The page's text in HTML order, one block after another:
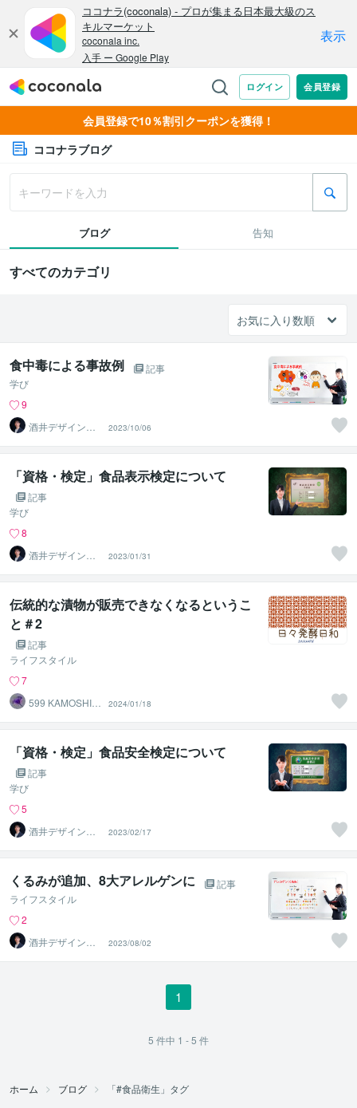
会員登録で10％割引クーポンを獲得！
ココナラブログ
ブログ 告知
すべてのカテゴリ
食中毒による事故例
記事
学び
9
酒井デザインス
タジオ
2023/10/06
「資格・検定」食品表示検定について
記事
学び
8
酒井デザインス
タジオ
2023/01/31
伝統的な漬物が販売できなくなるというこ
と＃2
記事
ライフスタイル
7
599 KAMOSHIK
2024/01/18
「資格・検定」食品安全検定について
記事
学び
5
酒井デザインス
タジオ
2023/02/17
くるみが追加、8大アレルゲンに
記事
ライフスタイル
2
酒井デザインス
タジオ
2023/08/02
1
5 件中 1 - 5 件
ホーム ブログ 「#食品衛生」タグ